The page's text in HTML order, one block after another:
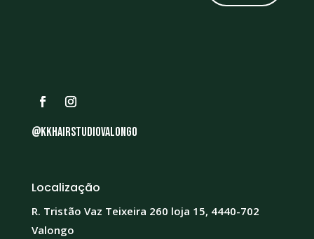
@kkhairstudiovalongo
Localização
R. Tristão Vaz Teixeira 260 loja 15, 4440-702
Valongo